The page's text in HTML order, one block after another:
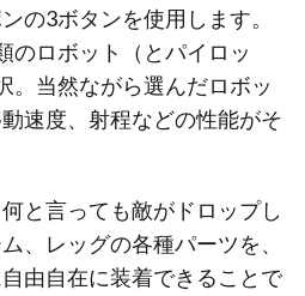
の3ボタンを使用します。
のロボット（とパイロッ
。当然ながら選んだロボッ
速度、射程などの性能がそ
と言っても敵がドロップし
、レッグの各種パーツを、
由自在に装着できることで